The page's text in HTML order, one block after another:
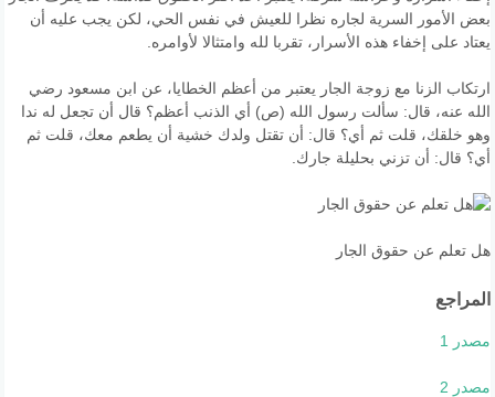
بعض الأمور السرية لجاره نظرا للعيش في نفس الحي، لكن يجب عليه أن
يعتاد على إخفاء هذه الأسرار، تقربا لله وامتثالا لأوامره.
ارتكاب الزنا مع زوجة الجار يعتبر من أعظم الخطايا، عن ابن مسعود رضي
الله عنه، قال: سألت رسول الله (ص) أي الذنب أعظم؟ قال أن تجعل له ندا
وهو خلقك، قلت ثم أي؟ قال: أن تقتل ولدك خشية أن يطعم معك، قلت ثم
أي؟ قال: أن تزني بحليلة جارك.
هل تعلم عن حقوق الجار
المراجع
مصدر 1
مصدر 2